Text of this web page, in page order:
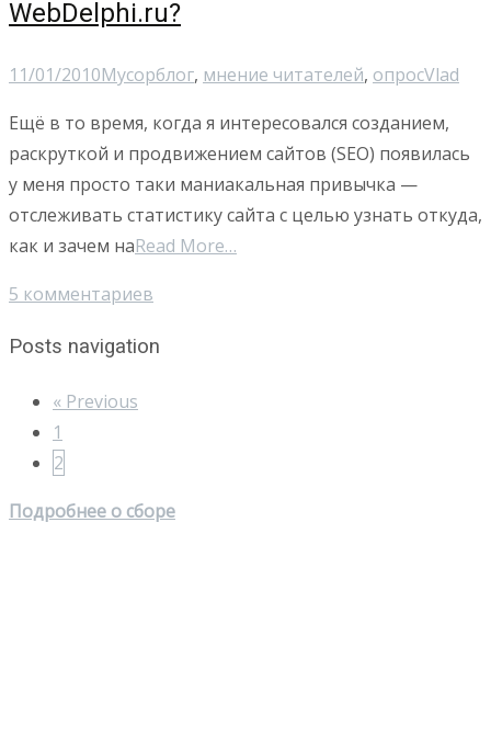
WebDelphi.ru?
11/01/2010Мусорблог, мнение читателей, опросVlad
Ещё в то время, когда я интересовался созданием,
раскруткой и продвижением сайтов (SEO) появилась
у меня просто таки маниакальная привычка —
отслеживать статистику сайта с целью узнать откуда,
как и зачем наRead More…
5 комментариев
Posts navigation
« Previous
1
2
Подробнее о сборе